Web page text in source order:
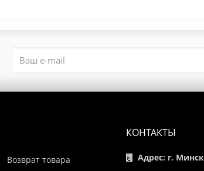
Возврат товара
КОНТАКТЫ
Адрес: г. Минск